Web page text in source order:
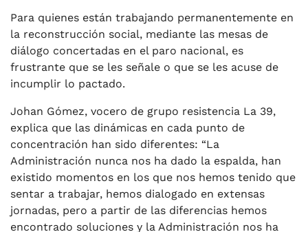
Para quienes están trabajando permanentemente en
la reconstrucción social, mediante las mesas de
diálogo concertadas en el paro nacional, es
frustrante que se les señale o que se les acuse de
incumplir lo pactado.
Johan Gómez, vocero de grupo resistencia La 39,
explica que las dinámicas en cada punto de
concentración han sido diferentes: “La
Administración nunca nos ha dado la espalda, han
existido momentos en los que nos hemos tenido que
sentar a trabajar, hemos dialogado en extensas
jornadas, pero a partir de las diferencias hemos
encontrado soluciones y la Administración nos ha